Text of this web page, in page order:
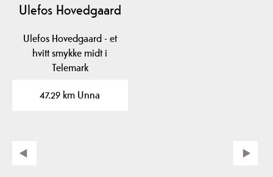
Ulefos Hovedgaard
Ulefos Hovedgaard - et
hvitt smykke midt i
Telemark
47.29 km Unna